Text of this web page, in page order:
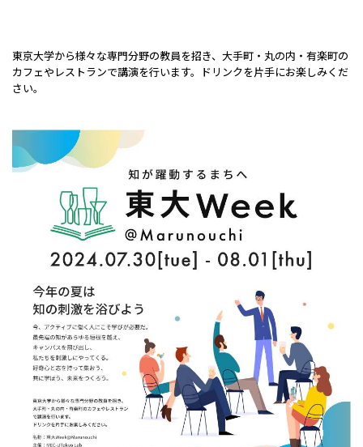
東京大学から様々な専門分野の教員を招き、大手町・丸の内・有楽町の
カフェやレストランで講演を行います。ドリンクを片手にお楽しみくだ
さい。